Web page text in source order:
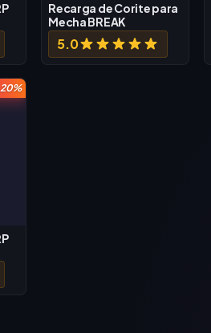
Recarga de Corite para
Mecha BREAK
5.0